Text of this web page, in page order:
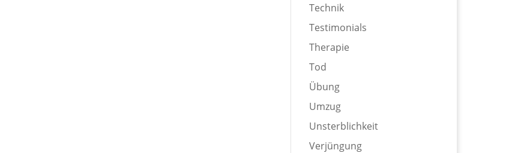
Technik
Testimonials
Therapie
Tod
Übung
Umzug
Unsterblichkeit
Verjüngung